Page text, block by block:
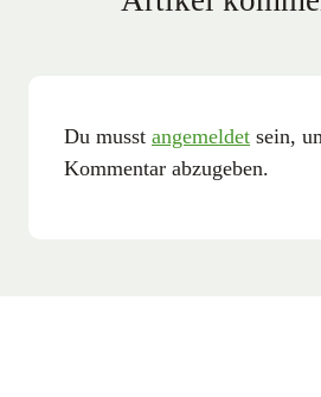
Du musst angemeldet sein,
Kommentar abzugeben.